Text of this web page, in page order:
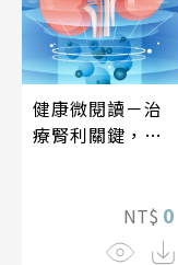
健康微閱讀－治
療腎利關鍵，血
NT$ 0